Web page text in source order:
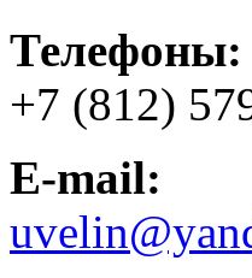
Телефоны:
+7 (812)
E-mail: